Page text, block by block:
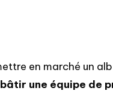
en marché un
une équipe de